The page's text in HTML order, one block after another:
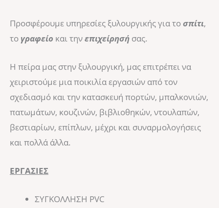
Προσφέρουμε υπηρεσίες ξυλουργικής για τοσπίτι,
το γραφείο και τηνεπιχείρησή σας.
​Η πείρα μας στην ξυλουργική, μας επιτρέπει να
χειριστούμε μια ποικιλία εργασιών από τον
σχεδιασμό και την κατασκευή πορτών, μπαλκονιών,
πατωμάτων, κουζινών, βιβλιοθηκών, ντουλαπών,
βεστιαρίων, επίπλων, μέχρι και συναρμολογήσεις
και πολλά άλλα.
ΕΡΓΑΣΙΕΣ
ΣΥΓΚΟΛΛΗΣΗ PVC